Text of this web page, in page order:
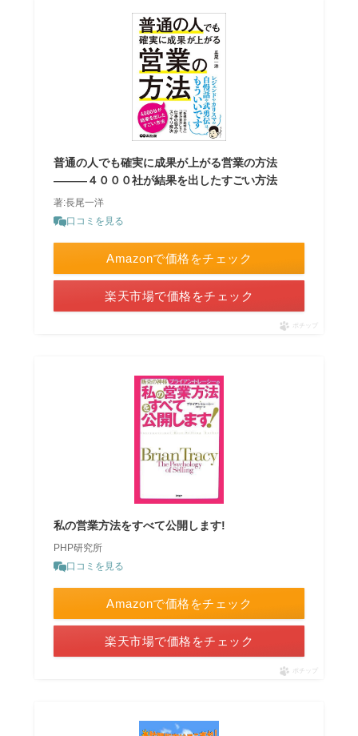
普通の人でも確実に成果が上がる営業の方法
―――４０００社が結果を出したすごい方法
著:長尾一洋
口コミを見る
Amazonで価格をチェック
楽天市場で価格をチェック
ポチップ
私の営業方法をすべて公開します!
PHP研究所
口コミを見る
Amazonで価格をチェック
楽天市場で価格をチェック
ポチップ